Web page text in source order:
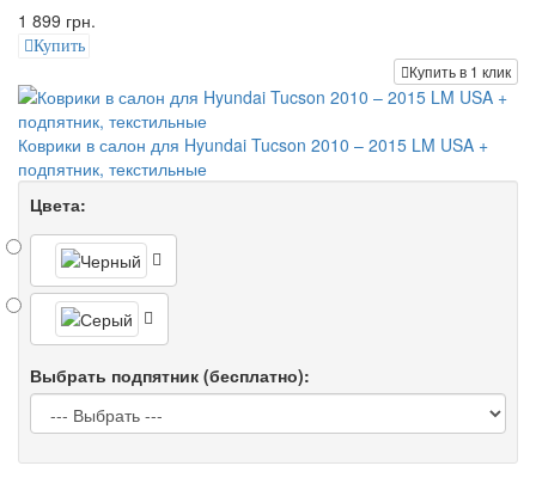
1 899 грн.
Купить
Купить в 1 клик
Коврики в салон для Hyundai Tucson 2010 – 2015 LM USA +
подпятник, текстильные
Цвета:
Выбрать подпятник (бесплатно):